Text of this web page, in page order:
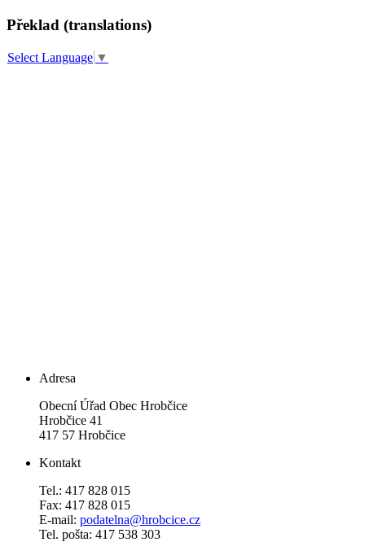
Překlad (translations)
Select Language ▼
Adresa
Obecní Úřad Obec Hrobčice
Hrobčice 41
417 57 Hrobčice
Kontakt
Tel.: 417 828 015
Fax: 417 828 015
E-mail: podatelna@hrobcice.cz
Tel. pošta: 417 538 303